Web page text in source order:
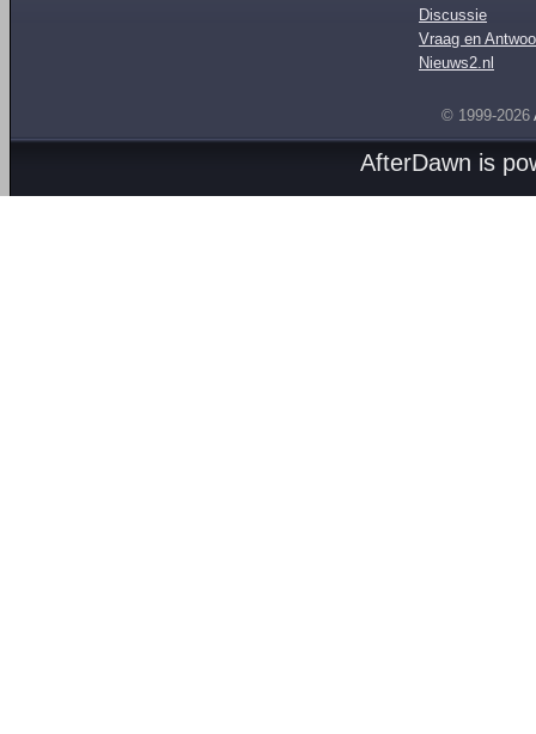
Discussie
Vraag en
Nieuws2.nl
© 1999-2026
AfterDawn is